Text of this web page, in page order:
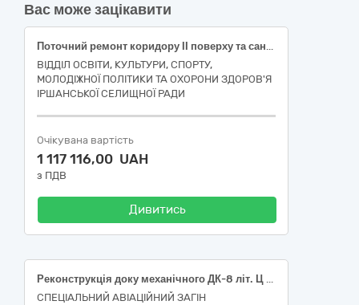
Вас може зацікавити
Поточний ремонт коридору ІІ поверху та санвузлів початкової школи Іршанського ліцею Житомирської області по вул. Шевченка, 11 селище Іршанськ Коростенського району Житомирсько області (ДК 021:2015 - 45450000-6 - Інші завершальні будівельні роботи)
ВІДДІЛ ОСВІТИ, КУЛЬТУРИ, СПОРТУ,
МОЛОДІЖНОЇ ПОЛІТИКИ ТА ОХОРОНИ ЗДОРОВ'Я
ІРШАНСЬКОЇ СЕЛИЩНОЇ РАДИ
Очікувана вартість
1 117 116,00 UAH
з ПДВ
Дивитись
Реконструкція доку механічного ДК-8 літ. Ц та будівлі АТБ літ. Н, Н', Н'' під споруди відкритого типу для зберігання та обслуговування авіаційної техніки за адресою: Закарпатська обл., м. Ужгород, вулиця ___________, будинок ____, _____». Коригування.
СПЕЦІАЛЬНИЙ АВІАЦІЙНИЙ ЗАГІН